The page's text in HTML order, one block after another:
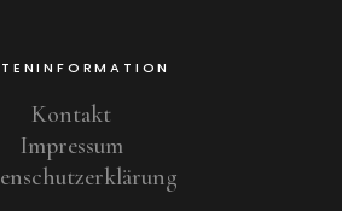
Kontakt
Impressum